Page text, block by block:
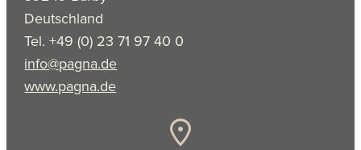
Deutschland
Tel. +49 (0) 23 71 97 40 0
info@pagna.de
www.pagna.de